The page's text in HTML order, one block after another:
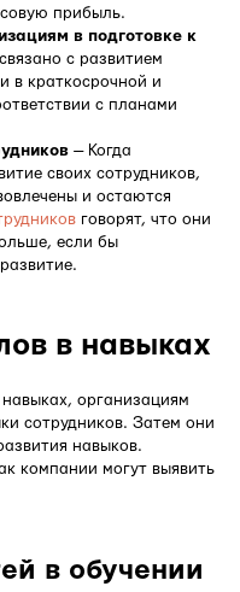
прибыль.
в подготовке к
с развитием
в краткосрочной и
с планами
— Когда
своих сотрудников,
и остаются
говорят, что они
если бы
в навыках
организациям
сотрудников. Затем они
навыков.
компании могут выявить
в обучении